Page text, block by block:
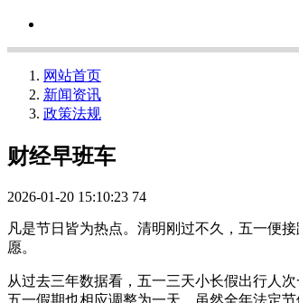
网站首页
新闻资讯
政策法规
财经早班车
2026-01-20 15:10:23 74
凡是节日皆为热点。清明刚过不久，五一便
愿。
从过去三年数据看，五一三天小长假出行人
五一假期也相应调整为一天，虽然全年法定